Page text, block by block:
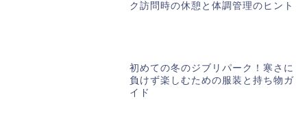
ク訪問時の休憩と体調管理のヒント
初めての冬のジブリパーク！寒さに
負けず楽しむための服装と持ち物ガ
イド